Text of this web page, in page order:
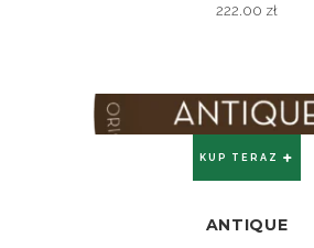
222.00 zł
KUP TERAZ
ANTIQUE